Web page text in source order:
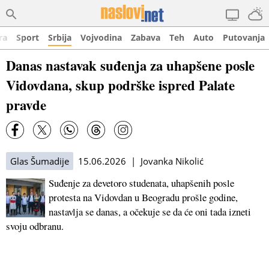
Sport Srbija Vojvodina Zabava Teh Auto Putovanja
Danas nastavak suđenja za uhapšene posle
Vidovdana, skup podrške ispred Palate
pravde
Glas Šumadije 15.06.2026 | Jovanka Nikolić
Suđenje za devetoro studenata, uhapšenih posle
protesta na Vidovdan u Beogradu prošle godine,
nastavlja se danas, a očekuje se da će oni tada izneti
svoju odbranu.